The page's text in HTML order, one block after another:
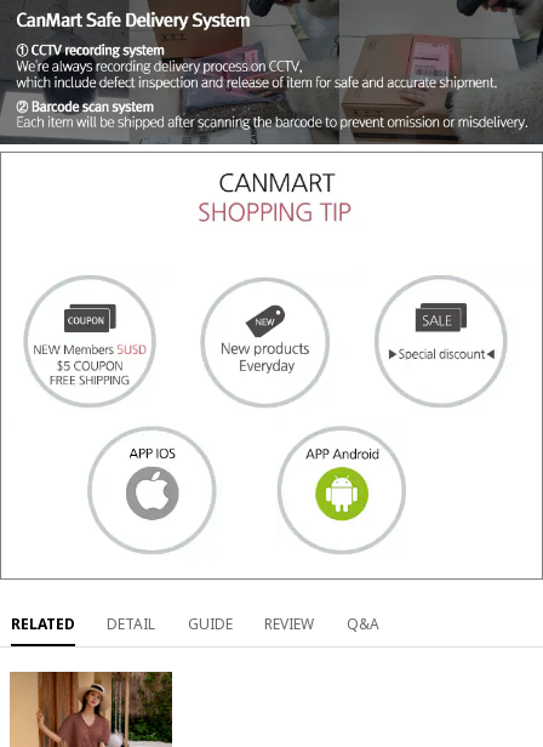
RELATED DETAIL GUIDE REVIEW Q&A